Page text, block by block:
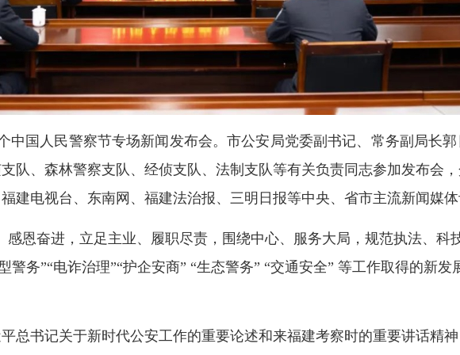
国人民警察节专场新闻发布会。市公安局党委副书记、常务副局长
队、森林警察支队、经侦支队、法制支队等有关负责同志参加发布会
建电视台、东南网、福建法治报、三明日报等中央、省市主流新闻媒体
奋进，立足主业、履职尽责，围绕中心、服务大局，规范执法、科
警务”“电诈治理”“护企安商” “生态警务” “交通安全” 等工作取得的新
书记关于新时代公安工作的重要论述和来福建考察时的重要讲话精